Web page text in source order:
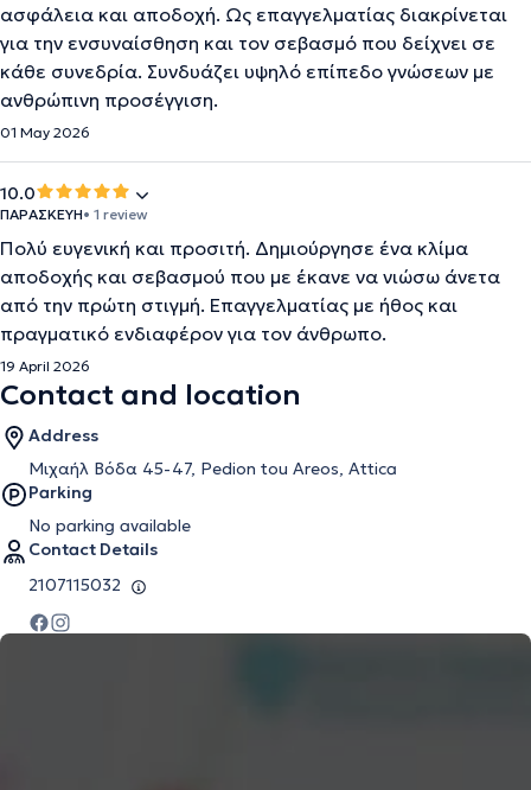
ασφάλεια και αποδοχή. Ως επαγγελματίας διακρίνεται
για την ενσυναίσθηση και τον σεβασμό που δείχνει σε
κάθε συνεδρία. Συνδυάζει υψηλό επίπεδο γνώσεων με
ανθρώπινη προσέγγιση.
01 May 2026
10.0
ΠΑΡΑΣΚΕΥΗ• 1 review
Πολύ ευγενική και προσιτή. Δημιούργησε ένα κλίμα
αποδοχής και σεβασμού που με έκανε να νιώσω άνετα
από την πρώτη στιγμή. Επαγγελματίας με ήθος και
πραγματικό ενδιαφέρον για τον άνθρωπο.
19 April 2026
Contact and location
Address
Μιχαήλ Βόδα 45-47, Pedion tou Areos, Attica
Parking
No parking available
Contact Details
2107115032